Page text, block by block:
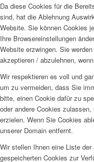
Da diese Cookies für die
sind, hat die Ablehnung
Website. Sie können Cookies
Ihre Browsereinstellungen
Website erzwingen. Sie
akzeptieren / abzulehnen,
Wir respektieren es voll und
um zu vermeiden, dass Sie
bitte, einen Cookie dafür zu
oder andere Cookies
erzielen. Wenn Sie Cookies
unserer Domain entfernt.
Wir stellen Ihnen eine Liste
gespeicherten Cookies zur